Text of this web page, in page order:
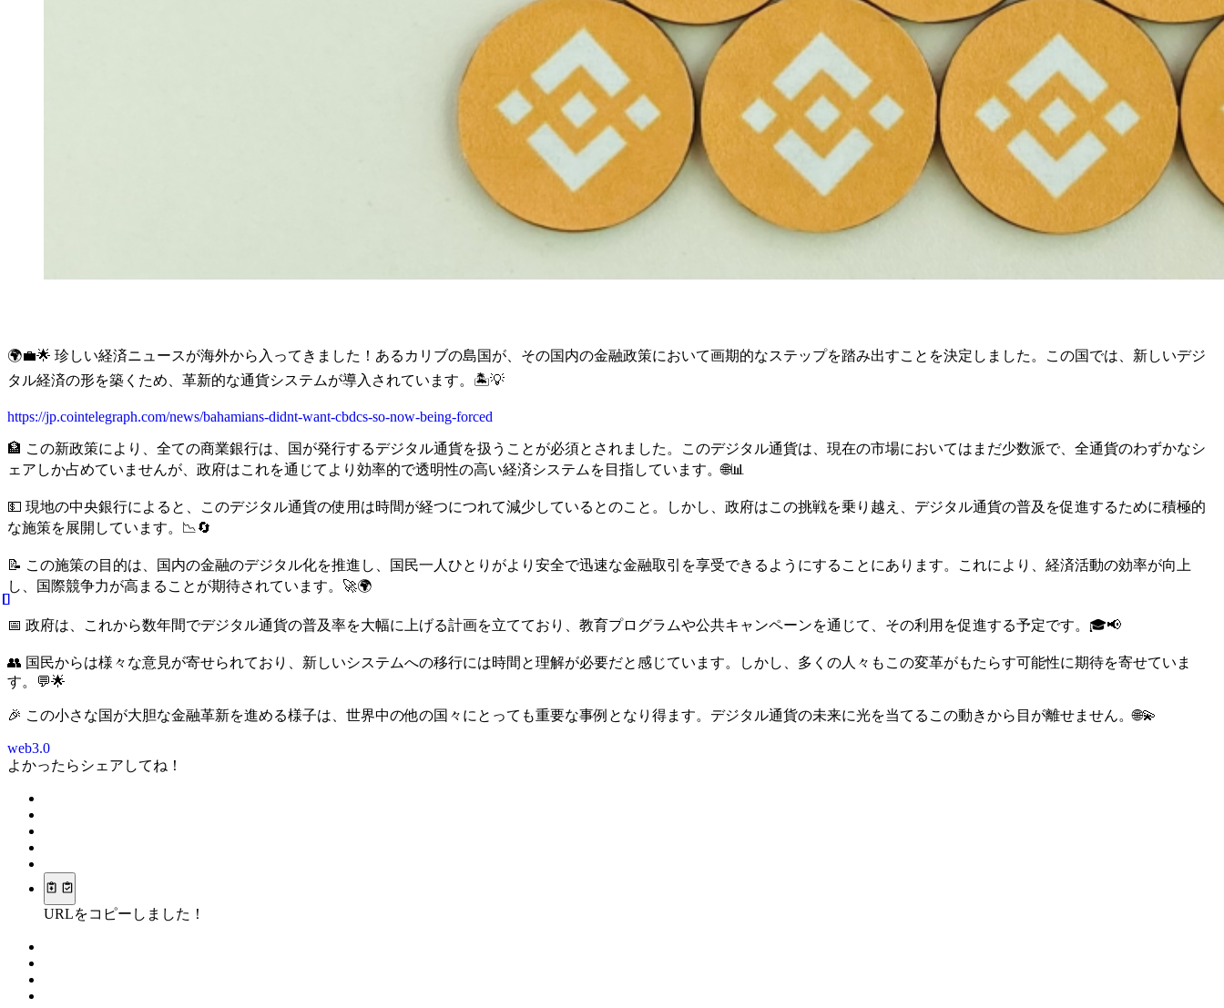
🌍💼🌟 珍しい経済ニュースが海外から入ってきました！あるカリブの島国が、その国内の金融政策において画期的なステップを踏み出すことを決定しました。この国では、新しいデジ
タル経済の形を築くため、革新的な通貨システムが導入されています。🏝️💡
https://jp.cointelegraph.com/news/bahamians-didnt-want-cbdcs-so-now-being-forced
🏦 この新政策により、全ての商業銀行は、国が発行するデジタル通貨を扱うことが必須とされました。このデジタル通貨は、現在の市場においてはまだ少数派で、全通貨のわずかなシ
ェアしか占めていませんが、政府はこれを通じてより効率的で透明性の高い経済システムを目指しています。🌐📊
💵 現地の中央銀行によると、このデジタル通貨の使用は時間が経つにつれて減少しているとのこと。しかし、政府はこの挑戦を乗り越え、デジタル通貨の普及を促進するために積極的
な施策を展開しています。📉🔄
📝 この施策の目的は、国内の金融のデジタル化を推進し、国民一人ひとりがより安全で迅速な金融取引を享受できるようにすることにあります。これにより、経済活動の効率が向上
し、国際競争力が高まることが期待されています。🚀🌍
📅 政府は、これから数年間でデジタル通貨の普及率を大幅に上げる計画を立てており、教育プログラムや公共キャンペーンを通じて、その利用を促進する予定です。🎓📢
👥 国民からは様々な意見が寄せられており、新しいシステムへの移行には時間と理解が必要だと感じています。しかし、多くの人々もこの変革がもたらす可能性に期待を寄せていま
す。💬🌟
🎉 この小さな国が大胆な金融革新を進める様子は、世界中の他の国々にとっても重要な事例となり得ます。デジタル通貨の未来に光を当てるこの動きから目が離せません。🌐💫
web3.0
よかったらシェアしてね！
URLをコピーしました！